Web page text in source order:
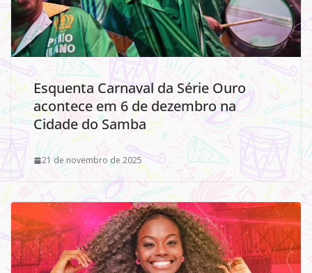
Esquenta Carnaval da Série Ouro
acontece em 6 de dezembro na
Cidade do Samba
21 de novembro de 2025